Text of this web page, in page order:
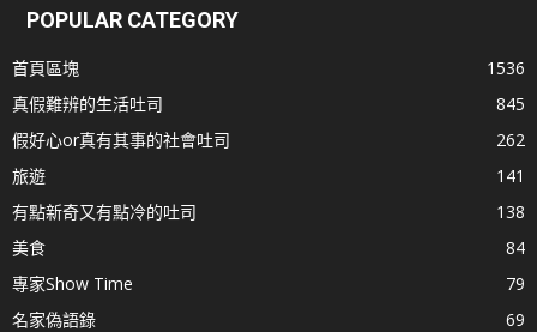
POPULAR CATEGORY
首頁區塊
1536
真假難辨的生活吐司
845
假好心or真有其事的社會吐司
262
旅遊
141
有點新奇又有點冷的吐司
138
美食
84
專家Show Time
79
名家偽語錄
69